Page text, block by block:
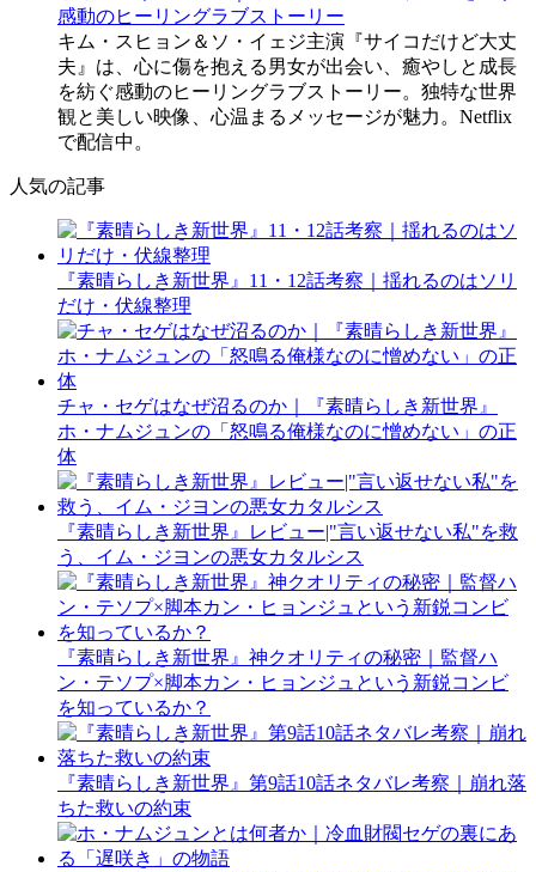
感動のヒーリングラブストーリー
キム・スヒョン＆ソ・イェジ主演『サイコだけど大丈
夫』は、心に傷を抱える男女が出会い、癒やしと成長
を紡ぐ感動のヒーリングラブストーリー。独特な世界
観と美しい映像、心温まるメッセージが魅力。Netflix
で配信中。
人気の記事
『素晴らしき新世界』11・12話考察｜揺れるのはソリ
だけ・伏線整理
チャ・セゲはなぜ沼るのか｜『素晴らしき新世界』
ホ・ナムジュンの「怒鳴る俺様なのに憎めない」の正
体
『素晴らしき新世界』レビュー|"言い返せない私"を救
う、イム・ジヨンの悪女カタルシス
『素晴らしき新世界』神クオリティの秘密｜監督ハ
ン・テソプ×脚本カン・ヒョンジュという新鋭コンビ
を知っているか？
『素晴らしき新世界』第9話10話ネタバレ考察｜崩れ落
ちた救いの約束